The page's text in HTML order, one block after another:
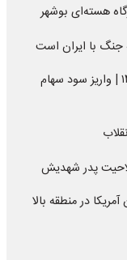
هسته‌ای بوشهر
جنگ با ایران است
خبر خوش واریز سود سهام عدالت در سال ۱۴۰۵ | واریز سود سهام
پدر شهدیش
در منطقه بالا